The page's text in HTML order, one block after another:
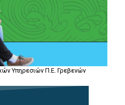
Υπηρεσιών Π.Ε. Γρεβενών